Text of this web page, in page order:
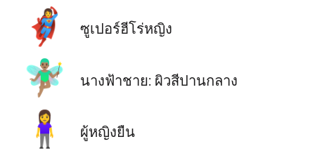
🦸‍♀️ ซูเปอร์ฮีโร่หญิง
🧚🏽‍♂️ นางฟ้าชาย: ผิวสีปานกลาง
🧍‍♀️ ผู้หญิงยืน